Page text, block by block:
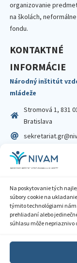
Na poskytovanie tých
súbory cookie na
týmito technológiami nám
prehliadaní alebo
súhlasu môže
organizovanie
na školách,
fondu.
KONTAKTNÉ
INFORMÁCIE
Národný inštitút
mládeže
Stromová 1, 831
Bratislava
IČO: 00164348
DIČ: 2020798714